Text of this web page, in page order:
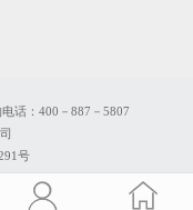
话：400－887－5807
号